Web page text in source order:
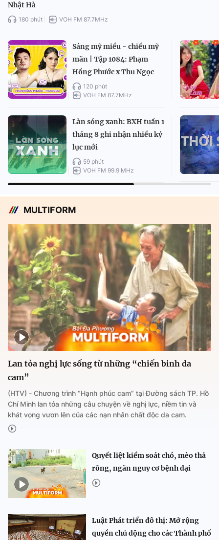
Nhật Hà
180 phút VOH FM 87.7MHz
Sáng mỹ miều - chiều mỹ
mãn | Tập 1084: Phạm
Hồng Phước x Thu Ngọc
120 phút
VOH FM 87.7MHz
Làn sóng xanh: BXH tuần 1
tháng 8 ghi nhận nhiều kỷ
lục mới
59 phút
VOH FM 99.9 MHz
MULTIFORM
Lan tỏa nghị lực sống từ những “chiến binh da
cam”
(HTV) - Chương trình “Hạnh phúc cam” tại Đường sách TP. Hồ
Chí Minh lan tỏa những câu chuyện về nghị lực, niềm tin và
khát vọng vươn lên của các nạn nhân chất độc da cam.
Quyết liệt kiểm soát chó, mèo thả
rông, ngăn nguy cơ bệnh dại
Luật Phát triển đô thị: Mở rộng
quyền chủ động cho các Thành phố